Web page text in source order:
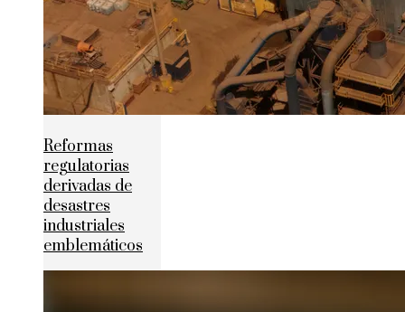
Reformas
regulatorias
derivadas de
desastres
industriales
emblemáticos